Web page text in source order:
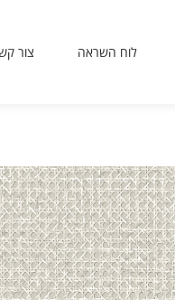
leading
unlimited
creatives
faster.
לוח השראה צור